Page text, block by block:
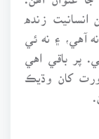
انسانيت زنده
۽ نه ئي
پر باقي اهي
کان وڌيڪ